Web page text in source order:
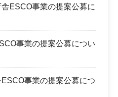
ESCO事業の提案公募に
事業の提案公募につい
事業の提案公募につ